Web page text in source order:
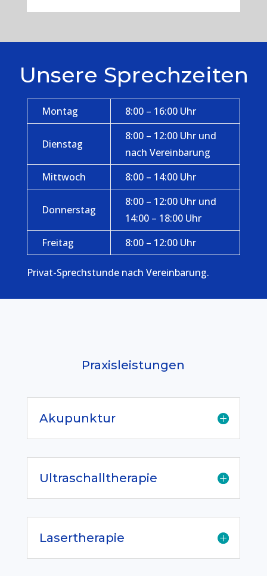
Unsere Sprechzeiten
Montag 8:00 – 16:00 Uhr
Dienstag
8:00 – 12:00 Uhr und
nach Vereinbarung
Mittwoch
8:00 – 14:00 Uhr
Donnerstag
8:00 – 12:00 Uhr und
14:00 – 18:00 Uhr
Freitag
8:00 – 12:00 Uhr
Privat-Sprechstunde nach Vereinbarung.
Praxisleistungen
Akupunktur
Ultraschalltherapie
Lasertherapie